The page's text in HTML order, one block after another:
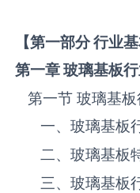
【第一部分 行业
第一章玻璃基板
第一节 ‌‌‌‌‌‌‌玻璃基
一、‌‌‌‌‌‌‌玻璃基板‌‌‌‌‌‌‌‌‌‌‌‌‌‌‌‌‌‌‌
二、‌‌‌‌‌‌‌玻璃基板‌‌‌‌‌‌‌‌‌‌‌‌‌‌‌‌‌‌‌
三、‌‌‌‌‌‌‌玻璃基板‌‌‌‌‌‌‌‌‌‌‌‌‌‌‌‌‌‌‌